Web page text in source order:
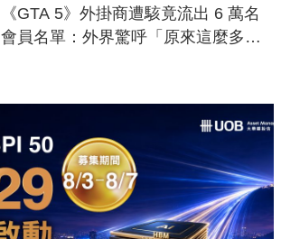
《GTA 5》外掛商遭駭竟流出 6 萬名
會員名單：外界驚呼「原來這麼多人